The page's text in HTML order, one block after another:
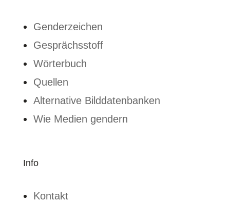
Genderzeichen
Gesprächsstoff
Wörterbuch
Quellen
Alternative Bilddatenbanken
Wie Medien gendern
Info
Kontakt